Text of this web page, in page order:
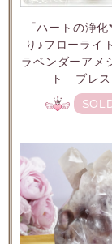
「ハートの浄
り♪フローラ
ラベンダーア
ト ブレス